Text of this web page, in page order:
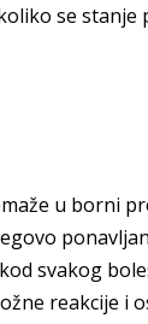
se stanje
u borni
svakog
reakcije i